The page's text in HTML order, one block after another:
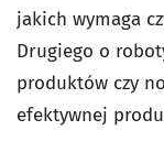
jakich wymaga
Drugiego o
produktów czy
efektywnej